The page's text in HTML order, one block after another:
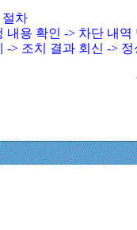
절차
내용 확인 -> 차단 내
-> 조치 결과 회신 ->